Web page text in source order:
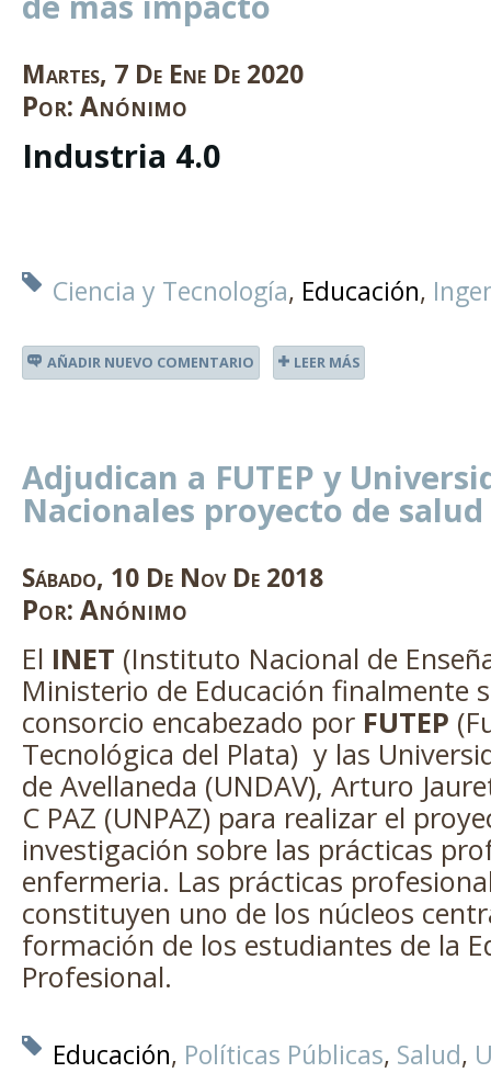
Martes, 7 De Ene De 2020
Por: Anónimo
Industria 4.0
Ciencia y Tecnología Educación
AÑADIR NUEVO COMENTARIO LEER MÁS
Adjudican a FUTEP y
Nacionales proyecto de salud
Sábado, 10 De NovDe 2018
Por: Anónimo
El INET (Instituto Nacional de
Ministerio de Educación finalmente
consorcio encabezado por FUTEP
Tecnológica del Plata) y las
de Avellaneda (UNDAV), Arturo
C PAZ (UNPAZ) para realizar el
investigación sobre las prácticas
enfermeria. Las prácticas
constituyen uno de los núcleos
formación de los estudiantes de la
Profesional.
Educación Políticas Públicas Salud